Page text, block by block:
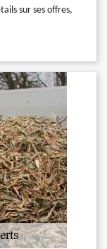
sur ses offres,